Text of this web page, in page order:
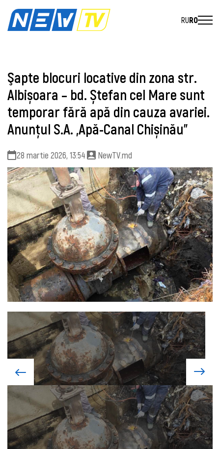
RURO
Şapte blocuri locative din zona str.
Albișoara – bd. Ștefan cel Mare sunt
temporar fără apă din cauza avariei.
Anunțul S.A. „Apă-Canal Chișinău”
28 martie 2026, 13:54 NewTV.md